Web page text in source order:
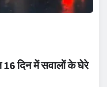
दिन में सवालों के घेरे